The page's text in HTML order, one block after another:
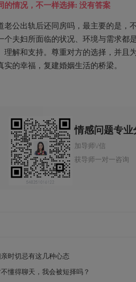
的情况，不一样选择: 没有答案
出轨后还同房吗，最主要的是，不
个夫妇所面临的状况、环境与需求都
理解和支持。尊重对方的选择，并且
实的幸福，复建婚姻生活的桥梁。
情感问题专业
加导师\/信
获导师一对一咨询
亲时切忌有这几种心态
不懂得聊天，我会被短择吗？